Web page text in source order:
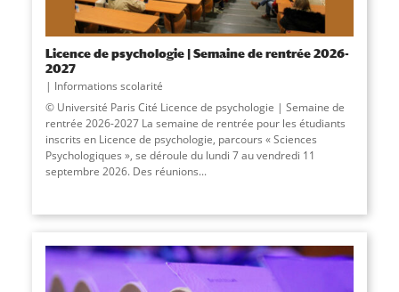
Licence de psychologie | Semaine de rentrée 2026-
2027
Informations scolarité
© Université Paris Cité Licence de psychologie | Semaine de
rentrée 2026-2027 La semaine de rentrée pour les étudiants
inscrits en Licence de psychologie, parcours « Sciences
Psychologiques », se déroule du lundi 7 au vendredi 11
septembre 2026. Des réunions...